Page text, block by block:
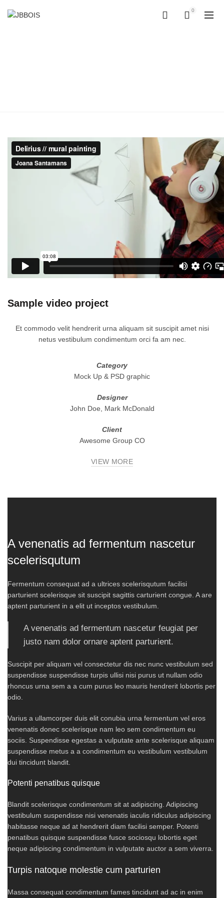
0
Sample video project
Et commodo velit hendrerit urna aliquam sit suscipit amet nisi
netus vestibulum condimentum orci fa am nec.
Category
Mock Up & PSD graphic
Designer
John Doe, Mark McDonald
Client
Awesome Group CO
VIEW MORE
A venenatis ad fermentum nascetur
scelerisqutum
Fermentum consequat ad a ultrices scelerisqutum facilisi
parturient scelerisque sit suscipit sagittis carturient congue. A are
aptent parturient in a elit ut inceptos vestibulum.
A venenatis ad fermentum nascetur feugiat per
justo nam dolor ornare aptent parturient.
Suscipit per aliquam vel consectetur dis nec nunc vestibulum sed
suspendisse suspendisse turpis ullisi nisi purus ut nullam odio
rhoncus urna sem a a cum purus leo mauris hendrerit lobortis per
odio.
Varius a ullamcorper duis elit conubia urna fermentum vel eros
venenatis donec scelerisque nam leo sem condimentum eu
sociis. Suspendisse egestas a vulputate ante scelerisque aliquam
suspendisse metus a a condimentum eu vestibulum vestibulum
dui tincidunt blandit.
Potenti penatibus quisque
Blandit scelerisque condimentum sit at adipiscing. Adipiscing
vestibulum suspendisse nisi venenatis iaculis ridiculus adipiscing
habitasse neque ad at hendrerit diam facilisi semper. Potenti
penatibus quisque suspendisse fusce sociosqu lobortis eget
neque adipiscing condimentum in vulputate auctor a sem viverra.
Turpis natoque molestie cum parturien
Massa consequat condimentum fames tincidunt ad ac in enim